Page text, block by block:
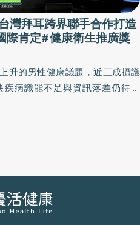
灣拜耳跨界聯手合作打造
際肯定#健康衛生推廣獎
升的男性健康議題，近三成攝護
病識能不足與資訊落差仍待改
位衛教新模式 對許多攝護
的第一道難題，往往不是找不到